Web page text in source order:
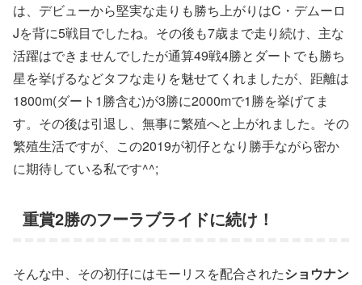
は、デビューから堅実な走りも勝ち上がりはC・デムーロ
Jを背に5戦目でしたね。その後も7歳まで走り続け、主な
活躍はできませんでしたが通算49戦4勝とダートでも勝ち
星を挙げるなどタフな走りを魅せてくれましたが、距離は
1800m(ダート1勝含む)が3勝に2000mで1勝を挙げてま
す。その後は引退し、無事に繁殖へと上がれました。その
繁殖生活ですが、この2019が初仔となり勝手ながら密か
に期待している私です^^;
重賞2勝のフーラブライドに続け！
そんな中、その初仔にはモーリスを配合されたショウナン